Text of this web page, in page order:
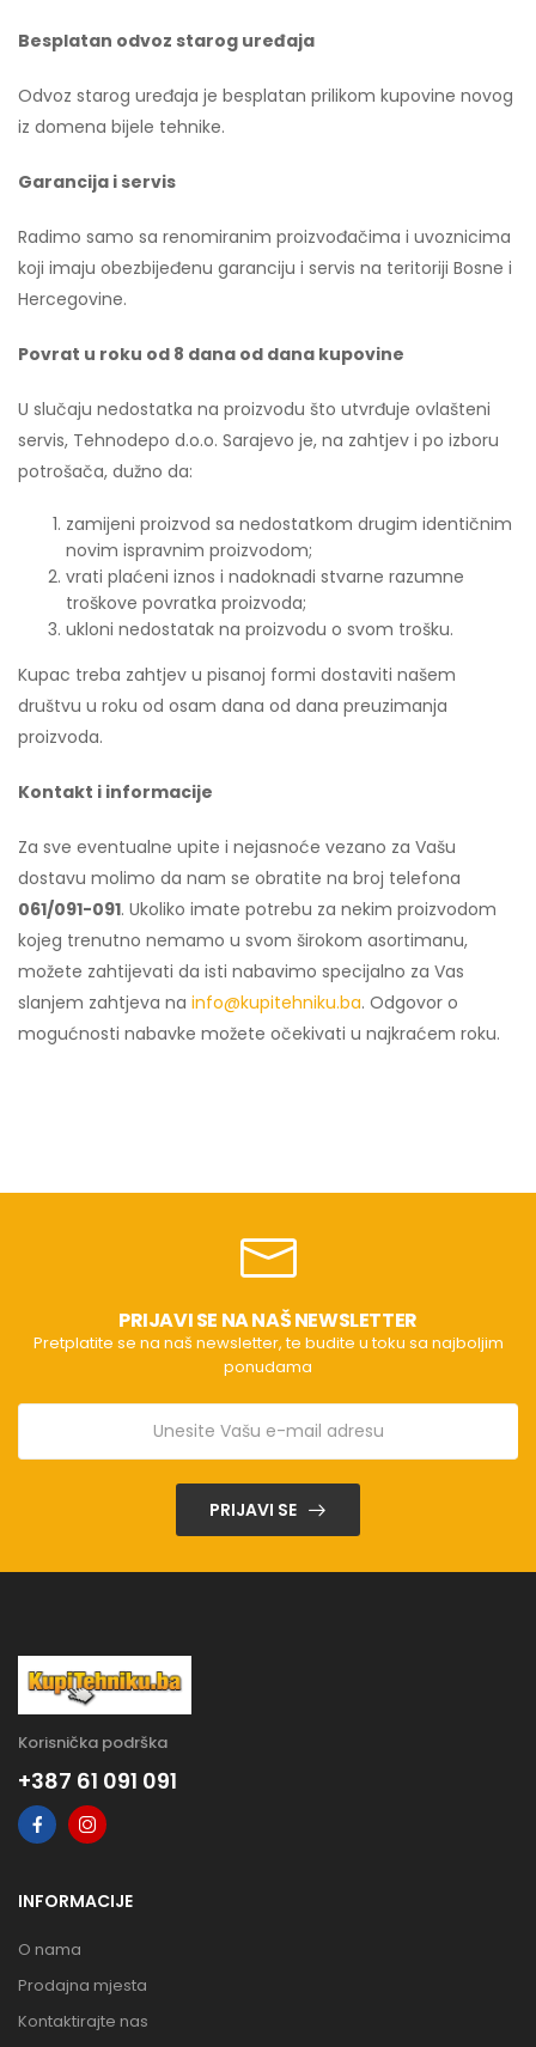
Besplatan odvoz starog uređaja
Odvoz starog uređaja je besplatan prilikom kupovine novog
iz domena bijele tehnike.
Garancija i servis
Radimo samo sa renomiranim proizvođačima i uvoznicima
koji imaju obezbijeđenu garanciju i servis na teritoriji Bosne i
Hercegovine.
Povrat u roku od 8 dana od dana kupovine
U slučaju nedostatka na proizvodu što utvrđuje ovlašteni
servis, Tehnodepo d.o.o. Sarajevo je, na zahtjev i po izboru
potrošača, dužno da:
zamijeni proizvod sa nedostatkom drugim identičnim
novim ispravnim proizvodom;
vrati plaćeni iznos i nadoknadi stvarne razumne
troškove povratka proizvoda;
ukloni nedostatak na proizvodu o svom trošku.
Kupac treba zahtjev u pisanoj formi dostaviti našem
društvu u roku od osam dana od dana preuzimanja
proizvoda.
Kontakt i informacije
Za sve eventualne upite i nejasnoće vezano za Vašu
dostavu molimo da nam se obratite na broj telefona
061/091-091. Ukoliko imate potrebu za nekim proizvodom
kojeg trenutno nemamo u svom širokom asortimanu,
možete zahtijevati da isti nabavimo specijalno za Vas
slanjem zahtjeva na info@kupitehniku.ba. Odgovor o
mogućnosti nabavke možete očekivati u najkraćem roku.
PRIJAVI SE NA NAŠ NEWSLETTER
Pretplatite se na naš newsletter, te budite u toku sa najboljim
ponudama
PRIJAVI SE
Korisnička podrška
+387 61 091 091
INFORMACIJE
O nama
Prodajna mjesta
Kontaktirajte nas